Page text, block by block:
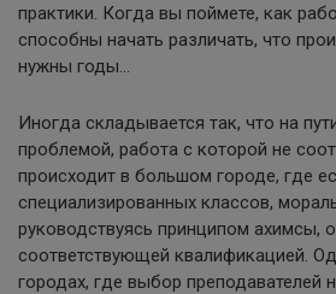
практики. Когда вы поймете, как
способны начать различать, что
нужны годы…
Иногда складывается так, что на
проблемой, работа с которой не
происходит в большом городе, где
специализированных классов,
руководствуясь принципом ахимсы,
соответствующей квалификацией.
городах, где выбор преподавателей